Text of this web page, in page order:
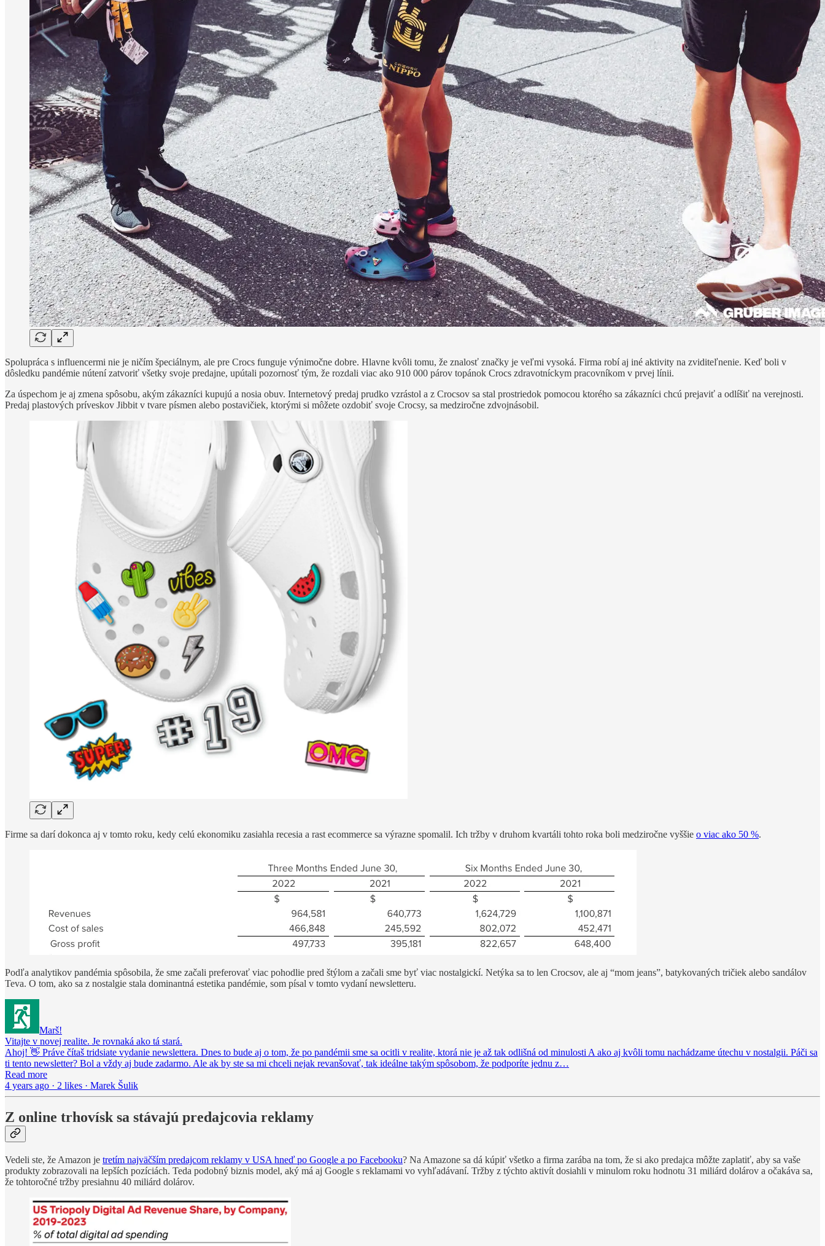
Spolupráca s influencermi nie je ničím špeciálnym, ale pre Crocs funguje výnimočne dobre. Hlavne kvôli tomu, že znalosť značky je veľmi vysoká. Firma robí aj iné aktivity na zviditeľnenie. Keď boli v
dôsledku pandémie nútení zatvoriť všetky svoje predajne, upútali pozornosť tým, že rozdali viac ako 910 000 párov topánok Crocs zdravotníckym pracovníkom v prvej línii.
Za úspechom je aj zmena spôsobu, akým zákazníci kupujú a nosia obuv. Internetový predaj prudko vzrástol a z Crocsov sa stal prostriedok pomocou ktorého sa zákazníci chcú prejaviť a odlíšiť na verejnosti.
Predaj plastových príveskov Jibbit v tvare písmen alebo postavičiek, ktorými si môžete ozdobiť svoje Crocsy, sa medziročne zdvojnásobil.
Firme sa darí dokonca aj v tomto roku, kedy celú ekonomiku zasiahla recesia a rast ecommerce sa výrazne spomalil. Ich tržby v druhom kvartáli tohto roka boli medziročne vyššie o viac ako 50 %.
Podľa analytikov pandémia spôsobila, že sme začali preferovať viac pohodlie pred štýlom a začali sme byť viac nostalgickí. Netýka sa to len Crocsov, ale aj “mom jeans”, batykovaných tričiek alebo sandálov
Teva. O tom, ako sa z nostalgie stala dominantná estetika pandémie, som písal v tomto vydaní newsletteru.
Marš!
Vitajte v novej realite. Je rovnaká ako tá stará.
Ahoj! 👋 Práve čítaš tridsiate vydanie newslettera. Dnes to bude aj o tom, že po pandémii sme sa ocitli v realite, ktorá nie je až tak odlišná od minulosti A ako aj kvôli tomu nachádzame útechu v nostalgii. Páči sa
ti tento newsletter? Bol a vždy aj bude zadarmo. Ale ak by ste sa mi chceli nejak revanšovať, tak ideálne takým spôsobom, že podporíte jednu z…
Read more
4 years ago · 2 likes · Marek Šulik
Z online trhovísk sa stávajú predajcovia reklamy
Vedeli ste, že Amazon je tretím najväčším predajcom reklamy v USA hneď po Google a po Facebooku? Na Amazone sa dá kúpiť všetko a firma zarába na tom, že si ako predajca môžte zaplatiť, aby sa vaše
produkty zobrazovali na lepších pozíciách. Teda podobný biznis model, aký má aj Google s reklamami vo vyhľadávaní. Tržby z týchto aktivít dosiahli v minulom roku hodnotu 31 miliárd dolárov a očakáva sa,
že tohtoročné tržby presiahnu 40 miliárd dolárov.